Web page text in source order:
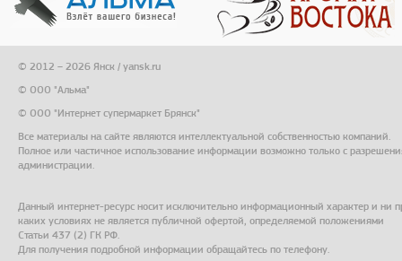
© 2012 – 2026 Янск / yansk.ru
© ООО "Альма"
© ООО "Интернет супермаркет Брянск"
Все материалы на сайте являются интеллектуальной собственностью компаний.
Полное или частичное использование информации возможно только с
администрации.
Данный интернет-ресурс носит исключительно информационный характер и ни
каких условиях не является публичной офертой, определяемой положениями
Статьи 437 (2) ГК РФ.
Для получения подробной информации обращайтесь по телефону.